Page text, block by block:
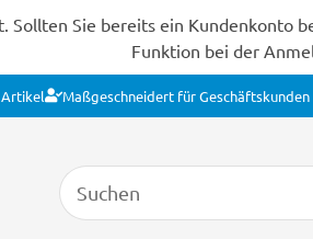
Sie bereits ein Kundenkonto
Funktion bei der
Artikel Maßgeschneidert für Geschäftskunden